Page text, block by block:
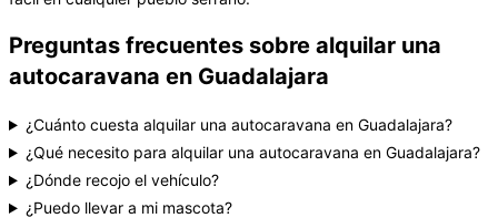
Preguntas frecuentes sobre alquilar una
autocaravana en Guadalajara
¿Cuánto cuesta alquilar una autocaravana en Guadalajara?
¿Qué necesito para alquilar una autocaravana en Guadalajara?
¿Dónde recojo el vehículo?
¿Puedo llevar a mi mascota?